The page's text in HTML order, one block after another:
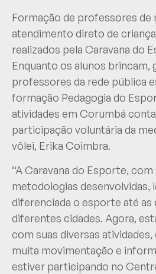
Formação de professores de
atendimento direto de
realizados pela Caravana do
Enquanto os alunos brincam,
professores da rede pública
formação Pedagogia do
atividades em Corumbá
participação voluntária da
vôlei, Erika Coimbra.
“A Caravana do Esporte, com
metodologias desenvolvidas,
diferenciada o esporte até as
diferentes cidades. Agora,
com suas diversas atividades,
muita movimentação e
estiver participando no